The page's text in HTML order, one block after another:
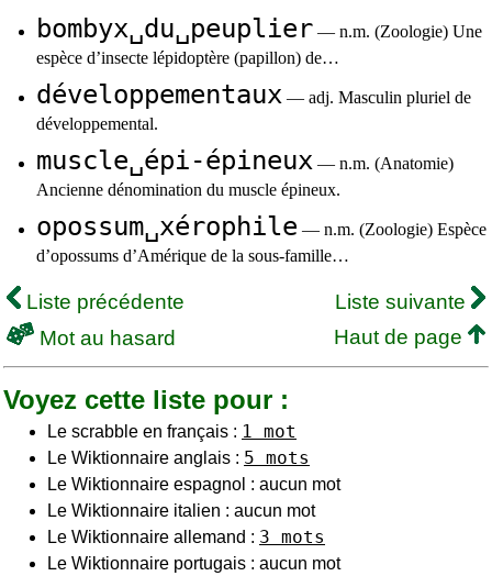
bombyx␣du␣peuplier — n.m. (Zoologie) Une
espèce d’insecte lépidoptère (papillon) de…
développementaux — adj. Masculin pluriel de
développemental.
muscle␣épi-épineux — n.m. (Anatomie)
Ancienne dénomination du muscle épineux.
opossum␣xérophile — n.m. (Zoologie) Espèce
d’opossums d’Amérique de la sous-famille…
Liste précédente
Liste suivante
Mot au hasard
Haut de page
Voyez cette liste pour :
Le scrabble en français : 1 mot
Le Wiktionnaire anglais : 5 mots
Le Wiktionnaire espagnol : aucun mot
Le Wiktionnaire italien : aucun mot
Le Wiktionnaire allemand : 3 mots
Le Wiktionnaire portugais : aucun mot